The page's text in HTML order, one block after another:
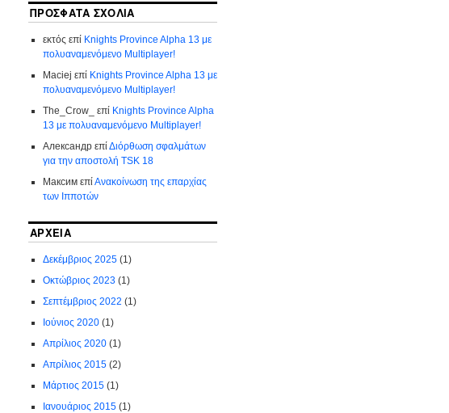
ΠΡΌΣΦΑΤΑ ΣΧΌΛΙΑ
εκτός επί Knights Province Alpha 13 με
πολυαναμενόμενο Multiplayer!
Maciej επί Knights Province Alpha 13 με
πολυαναμενόμενο Multiplayer!
The_Crow_
επί Knights Province Alpha
13 με πολυαναμενόμενο Multiplayer!
АлександрεπίΔιόρθωση σφαλμάτων
για την αποστολή TSK 18
МаксимεπίΑνακοίνωση της επαρχίας
των Ιπποτών
ΑΡΧΕΊΑ
Δεκέμβριος 2025(1)
Οκτώβριος 2023(1)
Σεπτέμβριος 2022 (1)
Ιούνιος 2020(1)
Απρίλιος 2020(1)
Απρίλιος 2015(2)
Μάρτιος 2015(1)
Ιανουάριος 2015(1)